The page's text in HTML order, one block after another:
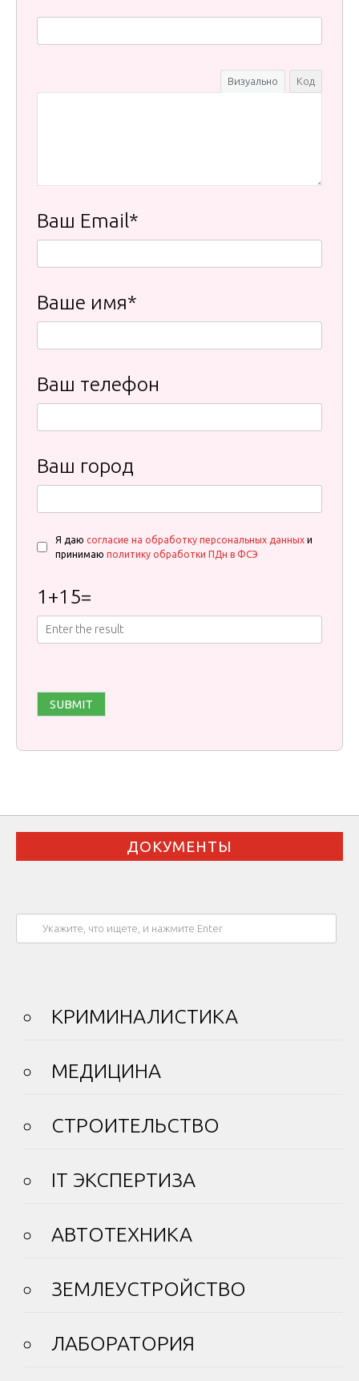
Визуально Код
Ваш Email*
Ваше имя*
Ваш телефон
Ваш город
Я даю согласие на обработку персональных данных и
принимаю политику обработки ПДн в ФСЭ
1 +15=
ДОКУМЕНТЫ
КРИМИНАЛИСТИКА
МЕДИЦИНА
СТРОИТЕЛЬСТВО
IT ЭКСПЕРТИЗА
АВТОТЕХНИКА
ЗЕМЛЕУСТРОЙСТВО
ЛАБОРАТОРИЯ